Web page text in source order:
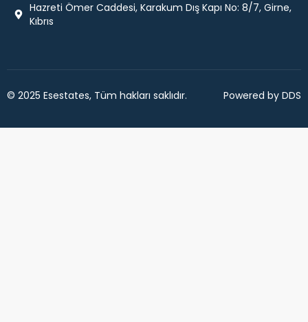
Hazreti Ömer Caddesi, Karakum Dış Kapı No: 8/7, Girne,
Kıbrıs
© 2025 Esestates, Tüm hakları saklıdır. Powered by DDS